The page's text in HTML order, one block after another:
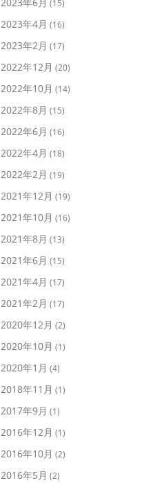
(15)
2023年4月 (16)
2023年2月 (17)
2022年12月 (20)
2022年10月 (14)
2022年8月 (15)
2022年6月 (16)
2022年4月 (18)
2022年2月 (19)
2021年12月 (19)
2021年10月 (16)
2021年8月 (13)
2021年6月 (15)
2021年4月 (17)
2021年2月 (17)
2020年12月 (2)
2020年10月 (1)
2020年1月 (4)
2018年11月 (1)
2017年9月 (1)
2016年12月 (1)
2016年10月 (2)
2016年5月 (2)